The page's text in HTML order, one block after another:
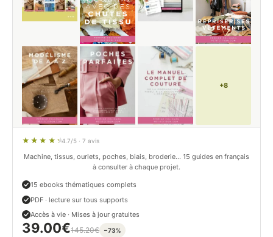
+8
4.7/5 · 7 avis
Machine, tissus, ourlets, poches, biais, broderie… 15 guides en français
à consulter à chaque projet.
15 ebooks thématiques complets
PDF · lecture sur tous supports
Accès à vie · Mises à jour gratuites
39.00€145.20€ −73%